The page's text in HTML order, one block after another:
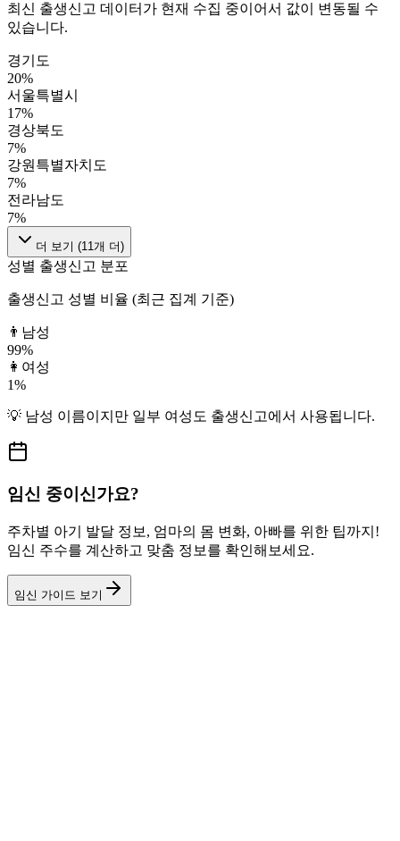
최신 출생신고 데이터가 현재 수집 중이어서 값이 변동될 수
있습니다.
경기도
20%
서울특별시
17%
경상북도
7%
강원특별자치도
7%
전라남도
7%
더 보기 (11개 더)
성별 출생신고 분포
출생신고 성별 비율 (최근 집계 기준)
👨 남성
99%
👩 여성
1%
💡 남성 이름이지만 일부 여성도 출생신고에서 사용됩니다.
임신 중이신가요?
주차별 아기 발달 정보, 엄마의 몸 변화, 아빠를 위한 팁까지!
임신 주수를 계산하고 맞춤 정보를 확인해보세요.
임신 가이드 보기